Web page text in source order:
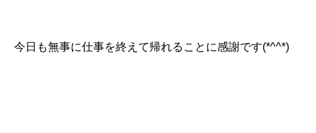
今日も無事に仕事を終えて帰れることに感謝です(*^^*)